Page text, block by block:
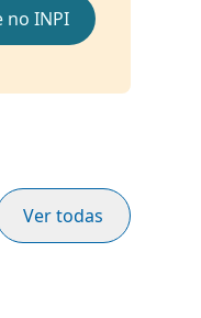
no INPI
Ver todas